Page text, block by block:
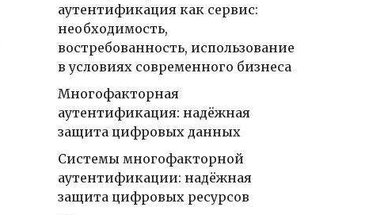
аутентификация как сервис:
необходимость,
востребованность, использование
в условиях современного бизнеса
Многофакторная
аутентификация: надёжная
защита цифровых данных
Системы многофакторной
аутентификации: надёжная
защита цифровых ресурсов